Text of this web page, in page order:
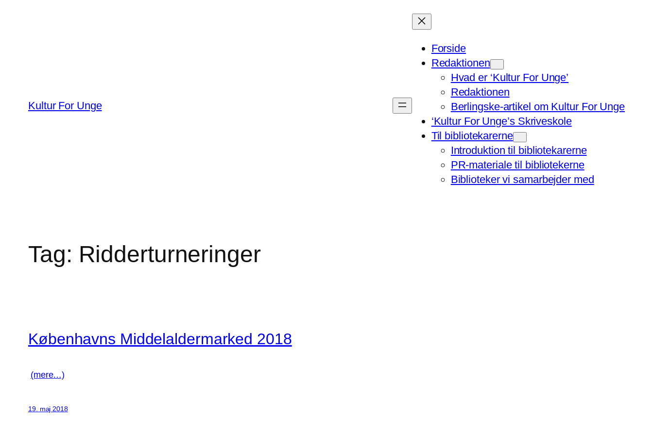
Kultur For Unge
Forside
Redaktionen
Hvad er ‘Kultur For Unge’
Redaktionen
Berlingske-artikel om Kultur For Unge
‘Kultur For Unge’s Skriveskole
Til bibliotekarerne
Introduktion til bibliotekarerne
PR-materiale til bibliotekerne
Biblioteker vi samarbejder med
Tag: Ridderturneringer
Københavns Middelaldermarked 2018
(mere…)
19. maj 2018